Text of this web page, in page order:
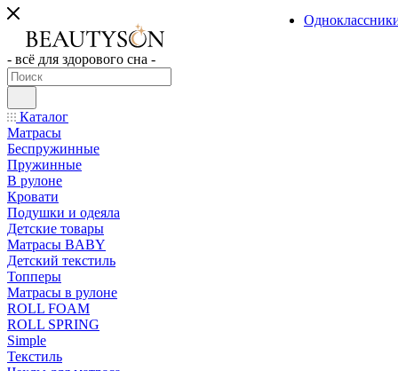
- всё для здорового сна -
Каталог
Матрасы
Беспружинные
Пружинные
В рулоне
Кровати
Подушки и одеяла
Детские товары
Матрасы BABY
Детский текстиль
Топперы
Матрасы в рулоне
ROLL FOAM
ROLL SPRING
Simple
Текстиль